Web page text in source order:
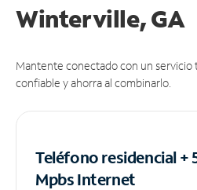
Winterville, GA
Mantente conectado con un servicio
confiable y ahorra al combinarlo.
Teléfono residencial +
MpbsInternet